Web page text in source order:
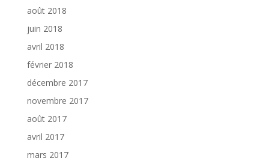
août 2018
juin 2018
avril 2018
février 2018
décembre 2017
novembre 2017
août 2017
avril 2017
mars 2017